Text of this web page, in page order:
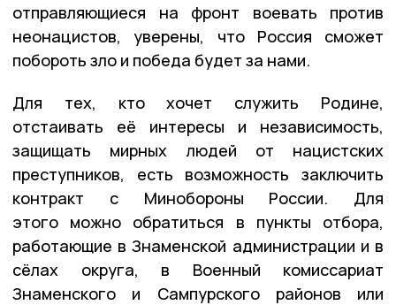
отправляющиеся на фронт воевать против
неонацистов, уверены, что Россия сможет
побороть зло и победа будет за нами.
Для тех, кто хочет служить Родине,
отстаивать её интересы и независимость,
защищать мирных людей от нацистских
преступников, есть возможность заключить
контракт с Минобороны России. Для
этого можно обратиться в пункты отбора,
работающие в Знаменской администрации и в
сёлах округа, в Военный комиссариат
Знаменского и Сампурского районов или